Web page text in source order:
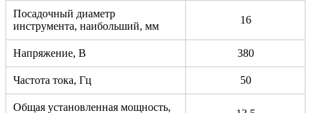
Посадочный диаметр
инструмента, наибольший, мм
16
Напряжение, В 380
Частота тока, Гц 50
Общая установленная мощность,